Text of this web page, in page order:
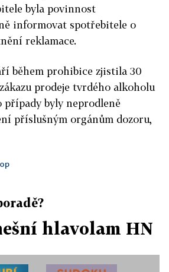
byla povinnost
informovat spotřebitele o
reklamace.
během prohibice zjistila 30
prodeje tvrdého alkoholu
byly neprodleně
příslušným orgánům dozoru,
hlavolam HN